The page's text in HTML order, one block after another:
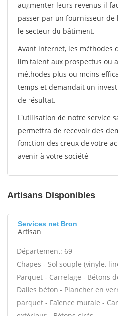
augmenter leurs revenus il
passer par un fournisseur de
le secteur du bâtiment.
Avant internet, les méthodes
limitaient aux prospectus ou
méthodes plus ou moins
temps et demandait un
de résultat.
L'utilisation de notre service
permettra de recevoir des
fonction des creux de votre
avenir à votre société.
Artisans Disponibles
Services net Bron
Artisan
Département: 69
Chapes - Sol souple (vinyle,
Parquet - Carrelage - Bétons
Dalles béton - Plancher en
parquet - Faïence murale -